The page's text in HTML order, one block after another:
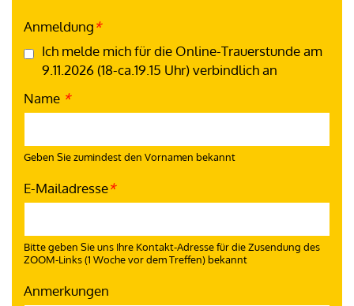
Anmeldung*
Ich melde mich für die Online-Trauerstunde am
9.11.2026 (18-ca.19.15 Uhr) verbindlich an
Name *
Geben Sie zumindest den Vornamen bekannt
E-Mailadresse*
Bitte geben Sie uns Ihre Kontakt-Adresse für die Zusendung des
ZOOM-Links (1 Woche vor dem Treffen) bekannt
Anmerkungen